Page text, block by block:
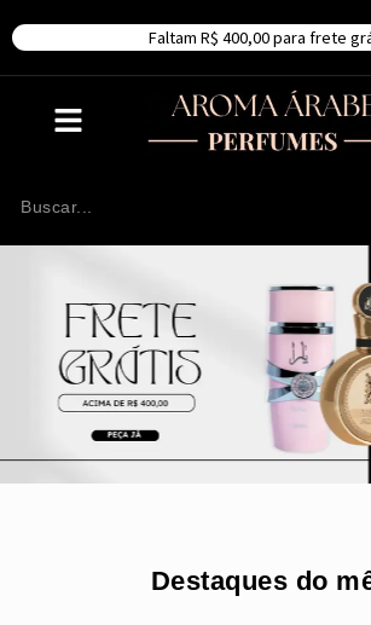
Faltam R$ 400,00 para frete
Destaques do